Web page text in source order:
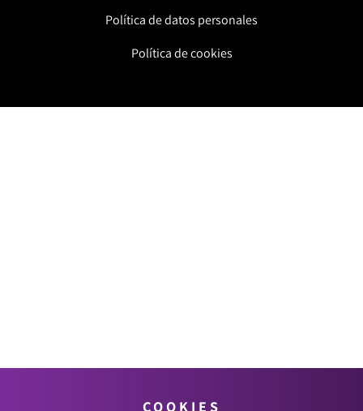
Política de datos personales
Política de cookies
COOKIES